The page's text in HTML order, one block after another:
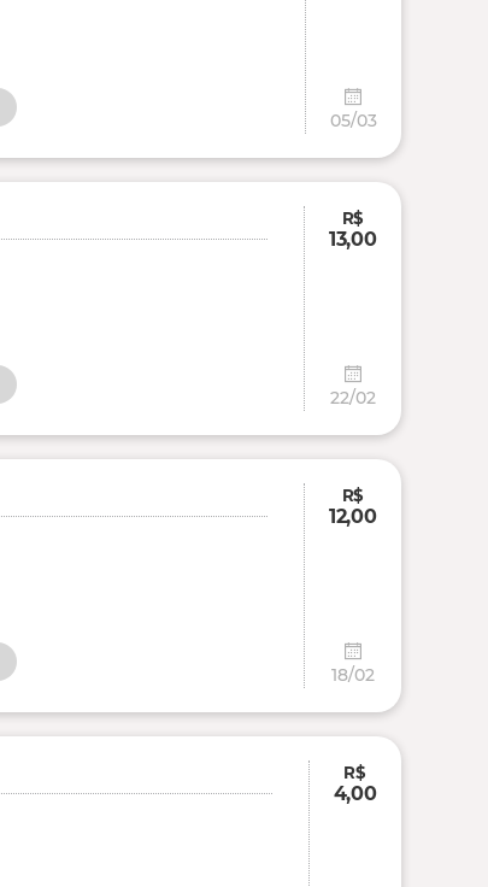
05/03
R$
13,00
22/02
R$
12,00
18/02
R$
4,00